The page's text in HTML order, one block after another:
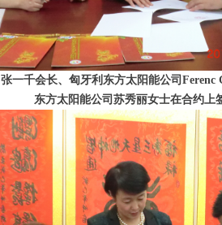
张一千会长、匈牙利东方太阳能公司Ferenc
东方太阳能公司苏秀丽女士在合约上